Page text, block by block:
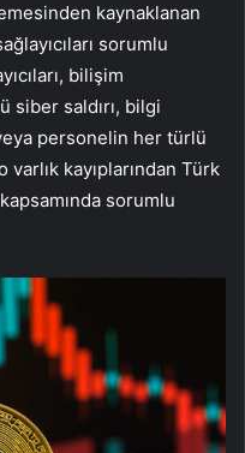
kaynaklanan
sorumlu
bilişim
saldırı, bilgi
personelin her türlü
varlık kayıplarından Türk
sorumlu